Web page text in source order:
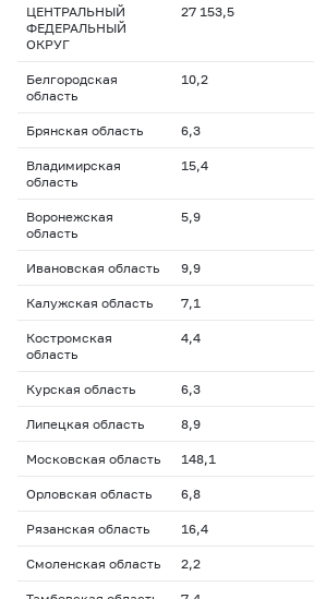
ЦЕНТРАЛЬНЫЙ
ФЕДЕРАЛЬНЫЙ
ОКРУГ
27 153,5
Белгородская
область
10,2
Брянская область 6,3
Владимирская
область
15,4
Воронежская
область
5,9
Ивановская область 9,9
Калужская область 7,1
Костромская
область
4,4
Курская область 6,3
Липецкая область 8,9
Московская область 148,1
Орловская область 6,8
Рязанская область 16,4
Смоленская область 2,2